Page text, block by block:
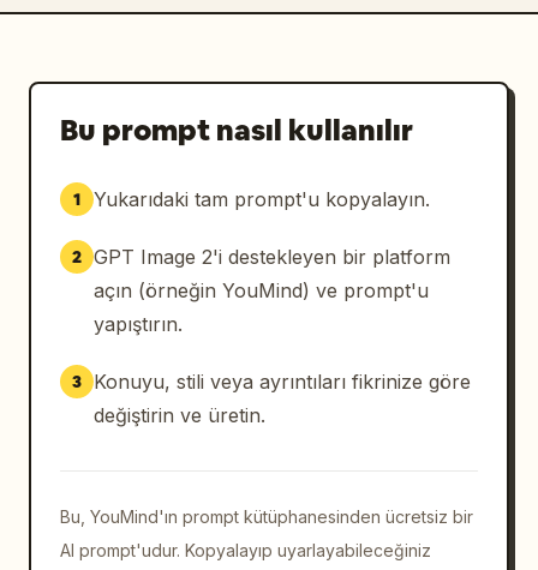
Bu prompt nasıl kullanılır
1 Yukarıdaki tam prompt'u kopyalayın.
2 GPT Image 2'i destekleyen bir platform
açın (örneğin YouMind) ve prompt'u
yapıştırın.
3
Konuyu, stili veya ayrıntıları fikrinize göre
değiştirin ve üretin.
Bu, YouMind'ın prompt kütüphanesinden ücretsiz bir
AI prompt'udur. Kopyalayıp uyarlayabileceğiniz